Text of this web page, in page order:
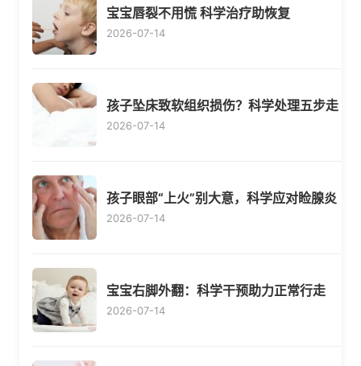
宝宝唇裂不用慌 科学治疗助恢复
2026-07-14
孩子坠床致软组织损伤？科学处理五步走
2026-07-14
孩子眼部“上火”别大意，科学应对睑腺炎
2026-07-14
宝宝右脚外翻：科学干预助力正常行走
2026-07-14